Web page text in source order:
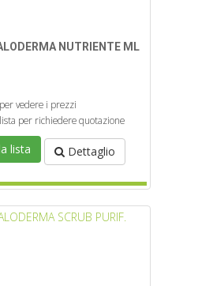
NUTRIENTE ML
vedere i prezzi
per richiedere quotazione
lista Dettaglio